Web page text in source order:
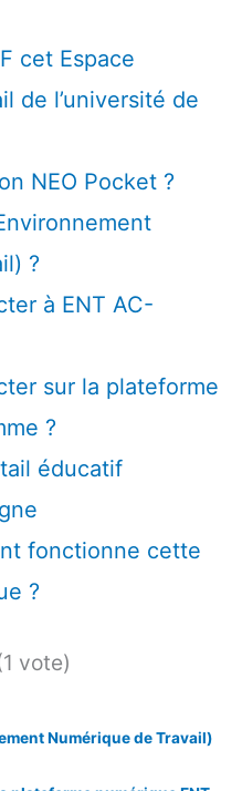
cet Espace
de l’université de
NEO Pocket ?
?
à ENT AC-
sur la plateforme
?
éducatif
fonctionne cette
?
vote)
Numérique de Travail)